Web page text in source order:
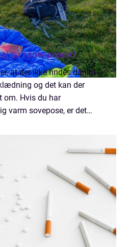
på i soveposen?
at der ikke findes dårligt
og det kan der
om. Hvis du har
varm sovepose, er det